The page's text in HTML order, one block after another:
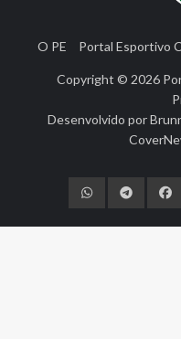
O PE Portal Esportivo
Copyright © 2026
Desenvolvido por